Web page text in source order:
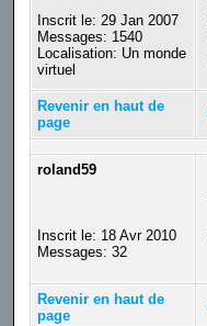
Inscrit le: 29 Jan 2007
Messages: 1540
Localisation: Un monde
virtuel
Revenir en haut de
page
roland59
Inscrit le: 18 Avr 2010
Messages: 32
Revenir en haut de
page